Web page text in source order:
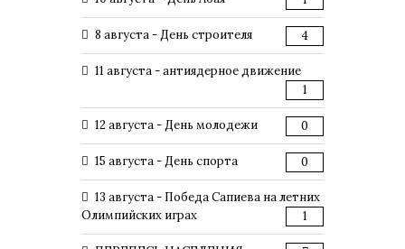
8 августа - День строителя 4
11 августа - антиядерное движение
1
12 августа - День молодежи 0
15 августа - День спорта 0
13 августа - Победа Сапиева на летних
Олимпийских играх
1